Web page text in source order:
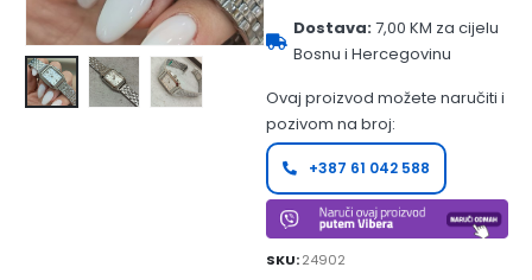
Dostava:7,00 KM za cijelu
Bosnu i Hercegovinu
Ovaj proizvod možete naručiti i
pozivom na broj:
+387 61 042 588
SKU:24902